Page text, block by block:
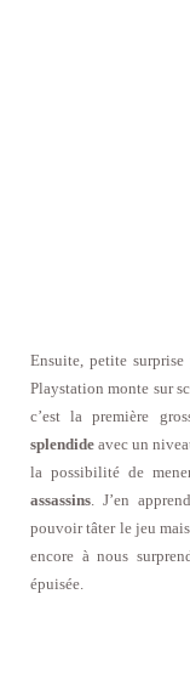
Ensuite, petite
Playstation monte sur
c’est la première
splendide avec un
la possibilité de
assassins . J’en
pouvoir tâter le jeu
encore à nous
épuisée.